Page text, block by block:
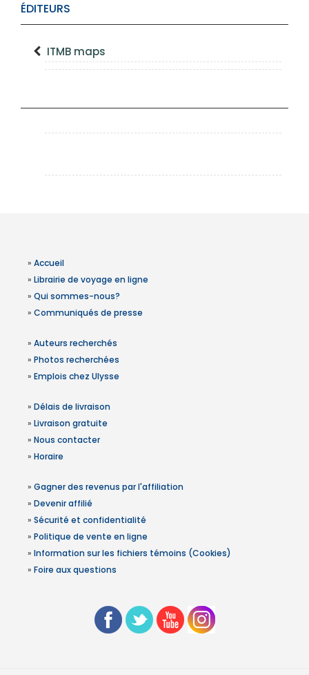
ÉDITEURS
ITMB maps
» Accueil
» Librairie de voyage en ligne
» Qui sommes-nous?
» Communiqués de presse
» Auteurs recherchés
» Photos recherchées
» Emplois chez Ulysse
» Délais de livraison
» Livraison gratuite
» Nous contacter
» Horaire
» Gagner des revenus par l'affiliation
» Devenir affilié
» Sécurité et confidentialité
» Politique de vente en ligne
» Information sur les fichiers témoins (Cookies)
» Foire aux questions